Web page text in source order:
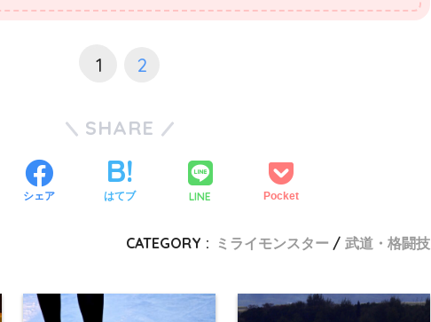
1 2
SHARE
シェア はてブ LINE Pocket
CATEGORY : ミライモンスター 武道・格闘技